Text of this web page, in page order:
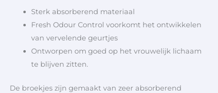
Sterk absorberend materiaal
Fresh Odour Control voorkomt het ontwikkelen
van vervelende geurtjes
Ontworpen om goed op het vrouwelijk lichaam
te blijven zitten.
De broekjes zijn gemaakt van zeer absorberend